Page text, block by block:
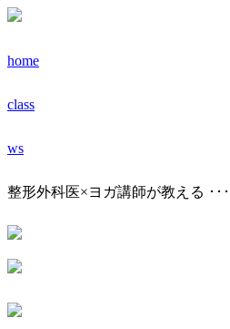
home
class
ws
整形外科医×ヨガ講師が教える ･･･